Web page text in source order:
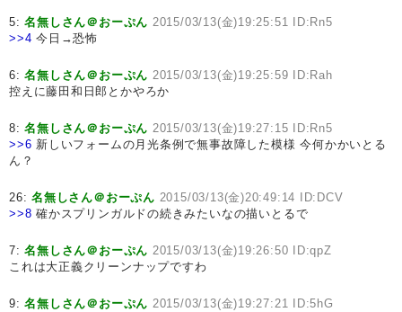
5:名無しさん＠おーぷん 2015/03/13(金)19:25:51 ID:Rn5
>>4 今日→恐怖
6:名無しさん＠おーぷん 2015/03/13(金)19:25:59 ID:Rah
控えに藤田和日郎とかやろか
8:名無しさん＠おーぷん 2015/03/13(金)19:27:15 ID:Rn5
>>6 新しいフォームの月光条例で無事故障した模様 今何かかいとる
ん？
26:名無しさん＠おーぷん 2015/03/13(金)20:49:14 ID:DCV
>>8 確かスプリンガルドの続きみたいなの描いとるで
7:名無しさん＠おーぷん 2015/03/13(金)19:26:50 ID:qpZ
これは大正義クリーンナップですわ
9:名無しさん＠おーぷん 2015/03/13(金)19:27:21 ID:5hG